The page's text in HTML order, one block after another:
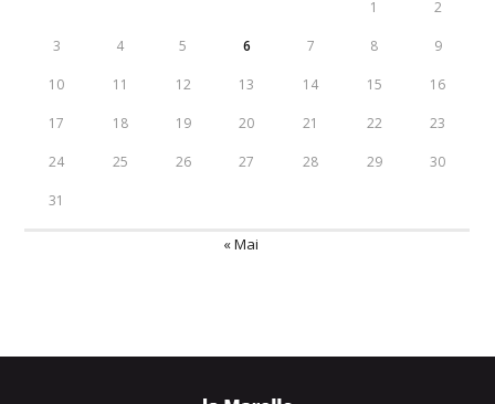
1 2
3 4 5 6 7 8 9
10 11 12 13 14 15 16
17 18 19 20 21 22 23
24 25 26 27 28 29 30
31
« Mai